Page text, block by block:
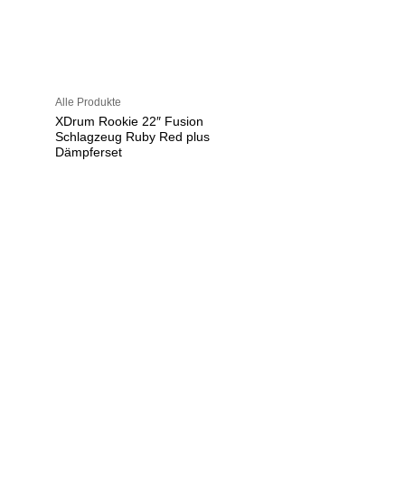
Alle Produkte
XDrum Rookie 22″ Fusion
Schlagzeug Ruby Red plus
Dämpferset